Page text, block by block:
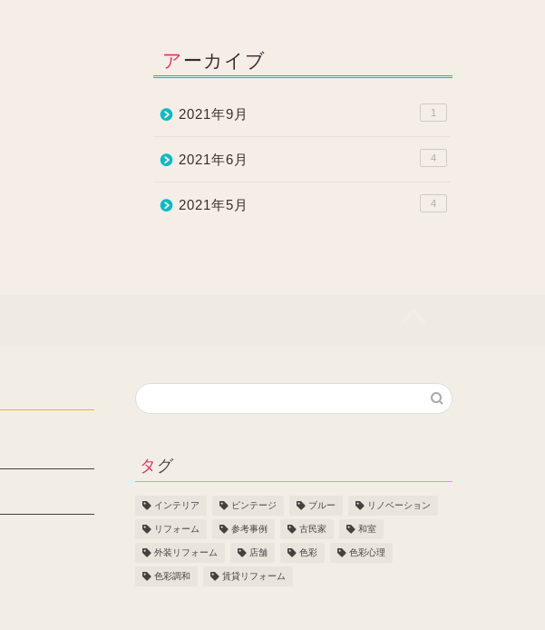
アーカイブ
2021年9月 1
2021年6月 4
2021年5月 4
タグ
インテリア ビンテージ ブルー リノベーション
リフォーム 参考事例 古民家 和室
外装リフォーム 店舗 色彩 色彩心理
色彩調和 賃貸リフォーム